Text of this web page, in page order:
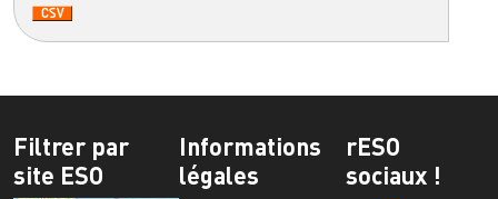
Filtrer par
site ESO
Informations
légales
rESO
sociaux !